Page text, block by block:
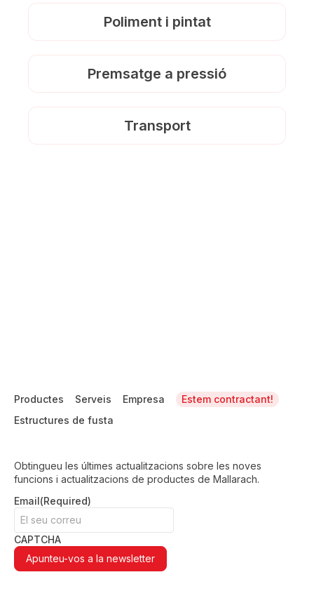
Poliment i pintat
Premsatge a pressió
Transport
Productes Serveis Empresa
Estem contractant!
Estructures de fusta
Obtingueu les últimes actualitzacions sobre les noves
funcions i actualitzacions de productes de Mallarach.
Email(Required)
CAPTCHA